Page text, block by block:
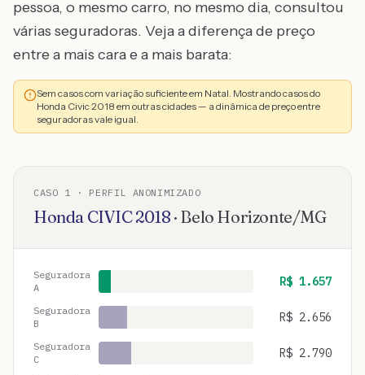
pessoa, o mesmo carro, no mesmo dia, consultou
várias seguradoras. Veja a diferença de preço
entre a mais cara e a mais barata:
Sem casos com variação suficiente em Natal. Mostrando casos do
Honda Civic 2018 em outras cidades — a dinâmica de preço entre
seguradoras vale igual.
CASO 1 · PERFIL ANONIMIZADO
Honda CIVIC2018 · Belo Horizonte/MG
Seguradora
A
R$ 1.657
Seguradora
B
R$ 2.656
Seguradora
C
R$ 2.790